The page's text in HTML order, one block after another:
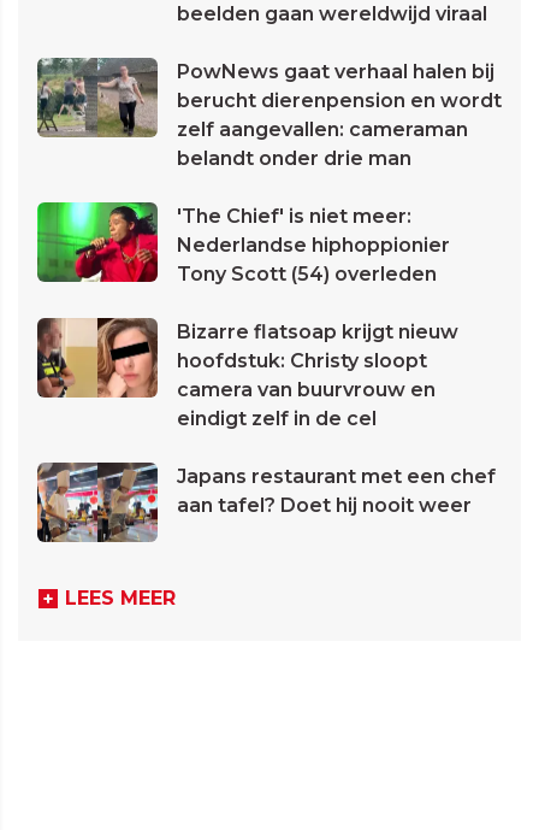
beelden gaan wereldwijd viraal
PowNews gaat verhaal halen bij
berucht dierenpension en wordt
zelf aangevallen: cameraman
belandt onder drie man
'The Chief' is niet meer:
Nederlandse hiphoppionier
Tony Scott (54) overleden
Bizarre flatsoap krijgt nieuw
hoofdstuk: Christy sloopt
camera van buurvrouw en
eindigt zelf in de cel
Japans restaurant met een chef
aan tafel? Doet hij nooit weer
LEES MEER